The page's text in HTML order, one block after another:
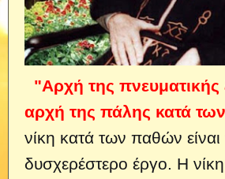
"Αρχή της πνευματικής
αρχή της πάλης κατά
νίκη κατά των παθών είναι
δυσχερέστερο έργο. Η νίκη